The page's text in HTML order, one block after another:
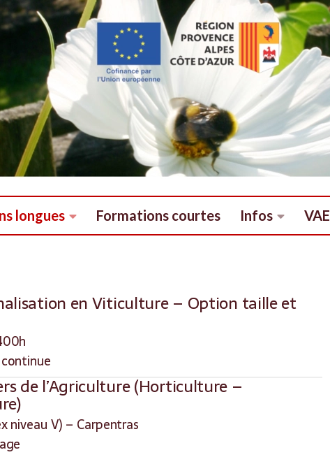
longues Formations courtes Infos VAE
en Viticulture – Option taille et
de l’Agriculture (Horticulture –
niveau V) – Carpentras